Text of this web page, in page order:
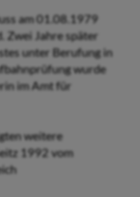
am 01.08.1979
Zwei Jahre später
unter Berufung in
wurde
im Amt für
weitere
1992 vom